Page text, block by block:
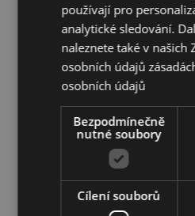
Chcete se dozvědět více o
Přečtěte si našeho
Vlastnosti produktu
Výška 9cm Šířka 13cm
5055071514319
0.481000
Ne
používají pro
analytické sledování.
naleznete také v našich
osobních údajů
osobních údajů
Bezpodmínečně
nutné soubory
Cílení souborů